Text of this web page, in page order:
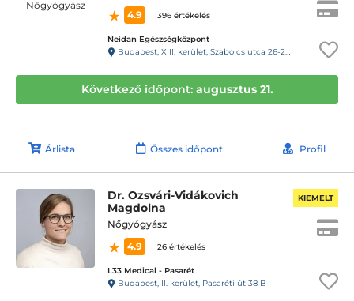
4.9
396 értékelés
Neidan Egészségközpont
Budapest, XIII. kerület, Szabolcs utca 26-28.
Következő időpont: augusztus 21.
Árlista Összes időpont Profil
Dr. Ozsvári-Vidákovich
Magdolna
Nőgyógyász
4.9
26 értékelés
L33 Medical - Pasarét
Budapest, II. kerület, Pasaréti út 38 B
KIEMELT